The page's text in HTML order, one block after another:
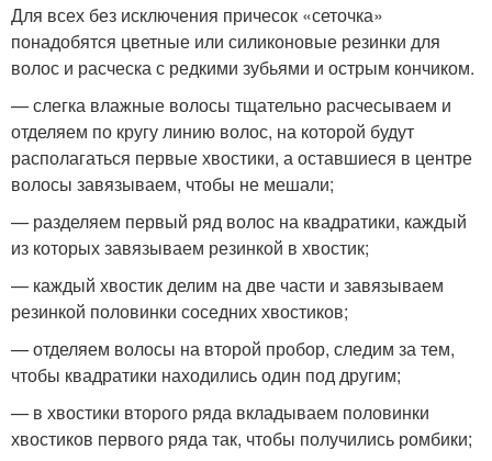
Для всех без исключения причесок «сеточка»
понадобятся цветные или силиконовые резинки для
волос и расческа с редкими зубьями и острым кончиком.
— слегка влажные волосы тщательно расчесываем и
отделяем по кругу линию волос, на которой будут
располагаться первые хвостики, а оставшиеся в центре
волосы завязываем, чтобы не мешали;
— разделяем первый ряд волос на квадратики, каждый
из которых завязываем резинкой в хвостик;
— каждый хвостик делим на две части и завязываем
резинкой половинки соседних хвостиков;
— отделяем волосы на второй пробор, следим за тем,
чтобы квадратики находились один под другим;
— в хвостики второго ряда вкладываем половинки
хвостиков первого ряда так, чтобы получились ромбики;